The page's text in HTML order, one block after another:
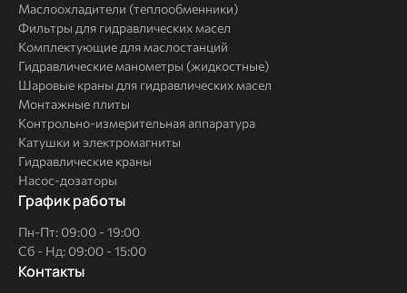
Маслоохладители (теплообменники)
Фильтры для гидравлических масел
Комплектующие для маслостанций
Гидравлические манометры (жидкостные)
Шаровые краны для гидравлических масел
Монтажные плиты
Контрольно-измерительная аппаратура
Катушки и электромагниты
Гидравлические краны
Насос-дозаторы
График работы
Пн-Пт: 09:00 - 19:00
Сб - Нд: 09:00 - 15:00
Контакты